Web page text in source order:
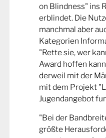
on Blindness" ins
erblindet. Die
manchmal aber
Kategorien
"Rette sie, wer
Award hoffen
derweil mit der
mit dem Projekt
Jugendangebot
"Bei der
größte